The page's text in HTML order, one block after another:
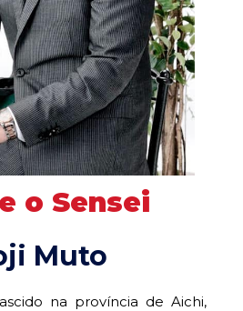
o Sensei
Muto
na província de Aichi,